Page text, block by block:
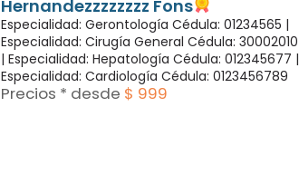
Hernandezzzzzzzz Fons
Especialidad: Gerontología Cédula: 01234565 |
Especialidad: Cirugía General Cédula: 30002010
| Especialidad: Hepatología Cédula: 012345677 |
Especialidad: Cardiología Cédula: 0123456789
Precios * desde $ 999